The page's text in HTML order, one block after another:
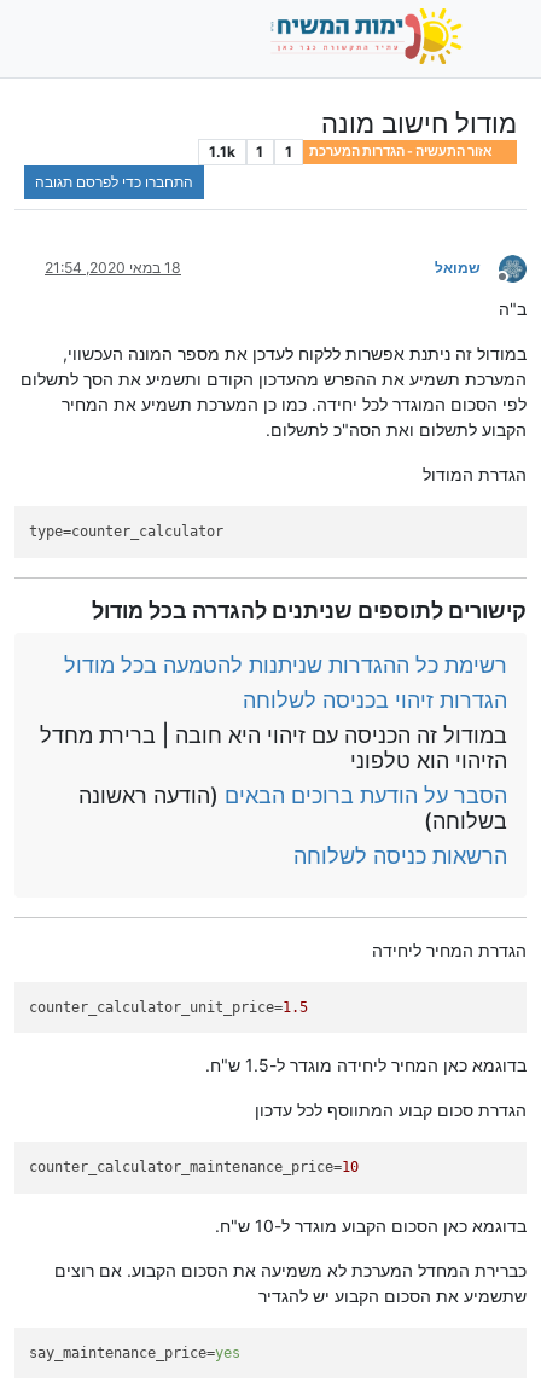
מודול חישוב מונה
אזור התעשיה - הגדרות המערכת 1
1
1.1k
התחברו כדי לפרסם תגובה
מנותק
שמואל 18 במאי 2020, 21:54
ב"ה
במודול זה ניתנת אפשרות ללקוח לעדכן את מספר המונה העכשווי,
המערכת תשמיע את ההפרש מהעדכון הקודם ותשמיע את הסך לתשלום
לפי הסכום המוגדר לכל יחידה. כמו כן המערכת תשמיע את המחיר
הקבוע לתשלום ואת הסה"כ לתשלום.
הגדרת המודול
type=counter_calculator
קישורים לתוספים שניתנים להגדרה בכל מודול
רשימת כל ההגדרות שניתנות להטמעה בכל מודול
הגדרות זיהוי בכניסה לשלוחה
במודול זה הכניסה עם זיהוי היא חובה | ברירת מחדל
הזיהוי הוא טלפוני
הסבר על הודעת ברוכים הבאים (הודעה ראשונה
בשלוחה)
הרשאות כניסה לשלוחה
הגדרת המחיר ליחידה
counter_calculator_unit_price=1.5
בדוגמא כאן המחיר ליחידה מוגדר ל-1.5 ש"ח.
הגדרת סכום קבוע המתווסף לכל עדכון
counter_calculator_maintenance_price=10
בדוגמא כאן הסכום הקבוע מוגדר ל-10 ש"ח.
כברירת המחדל המערכת לא משמיעה את הסכום הקבוע. אם רוצים
שתשמיע את הסכום הקבוע יש להגדיר
say_maintenance_price=yes